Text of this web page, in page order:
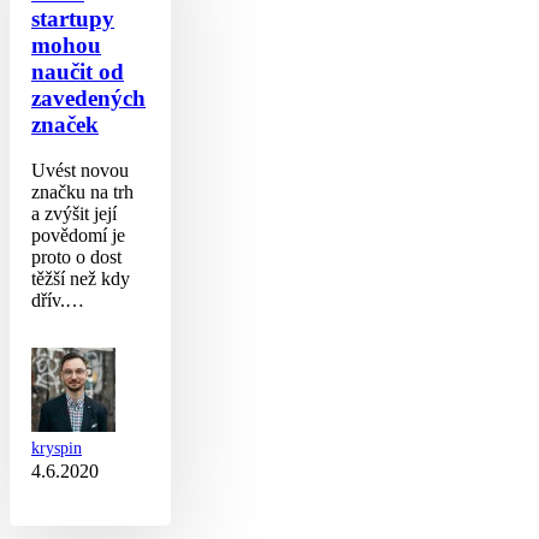
zavedených
značek
startupy
mohou
naučit od
zavedených
značek
Uvést novou
značku na trh
a zvýšit její
povědomí je
proto o dost
těžší než kdy
dřív.…
kryspin
4.6.2020